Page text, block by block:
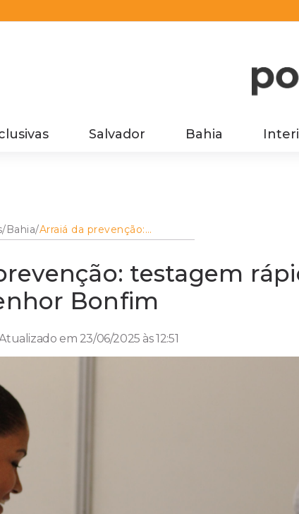
Salvador Bahia
/Bahia/Arraiá da prevenção:
testagem rápida agita o São
testagem
Bonfim
em 23/06/2025 às 12:51